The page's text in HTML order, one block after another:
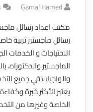
Gamal Hamed
مكتب اعداد رسائل
رسائل ماجستير تربية
الاحتياجات و الخدمات
الماجستير والدكتوراه،
والواجبات في جميع
يعتبر الأكثر خبرة
الخاصة وغيرها من